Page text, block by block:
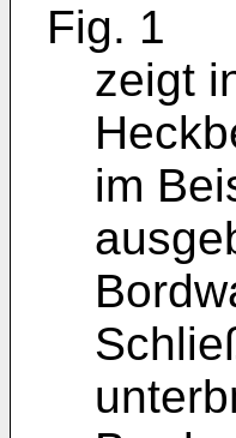
Fig. 1
zeigt
im